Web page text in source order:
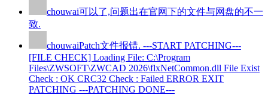
chouwai可以了,问题出在官网下的文件与网盘的不一
致.
chouwaiPatch文件报错. ---START PATCHING---
[FILE CHECK] Loading File: C:\Program
Files\ZWSOFT\ZWCAD 2026\flxNetCommon.dll File Exist
Check : OK CRC32 Check : Failed ERROR EXIT
PATCHING ---PATCHING DONE---